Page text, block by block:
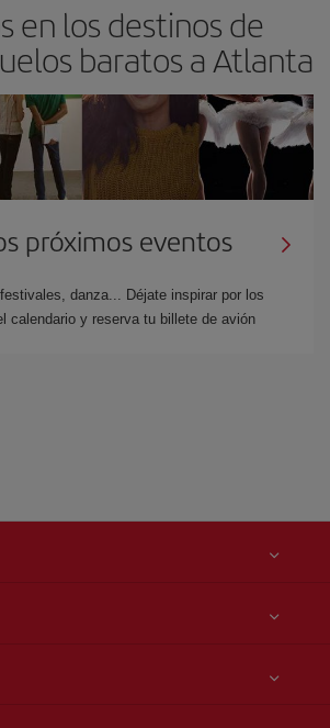
en los destinos de
baratos a Atlanta
próximos eventos
danza... Déjate inspirar por los
calendario y reserva tu billete de avión